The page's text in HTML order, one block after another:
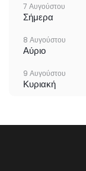
7 Αυγούστου
Σήμερα
8 Αυγούστου
Αύριο
9 Αυγούστου
Κυριακή